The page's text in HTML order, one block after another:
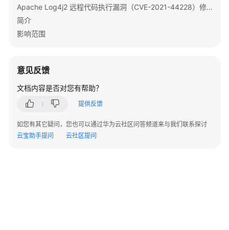
指
南
组
作
指
（LTS
Apache Log4j2 远程代码执行漏洞（CVE-2021-44228）修复指导
简介
影响范围
意见反馈
文档内容是否对您有帮助？
提供反馈
如您有其它疑问，您也可以通过华为云社区问答频道来与我们联系探讨
云宝助手提问
云社区提问